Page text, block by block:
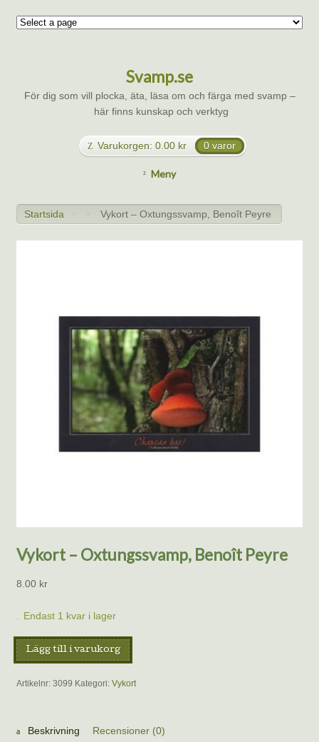
Svamp.se
För dig som vill plocka, äta, läsa om och färga med svamp –
här finns kunskap och verktyg
Varukorgen: 0.00 kr 0 varor
Meny
Startsida > > Vykort – Oxtungssvamp, Benoît Peyre
Vykort – Oxtungssvamp, Benoît Peyre
8.00 kr
Endast 1 kvar i lager
Vykort
–
Oxtungssvamp,
mängd
Lägg till i varukorg
Artikelnr: 3099 Kategori: Vykort
Beskrivning Recensioner (0)